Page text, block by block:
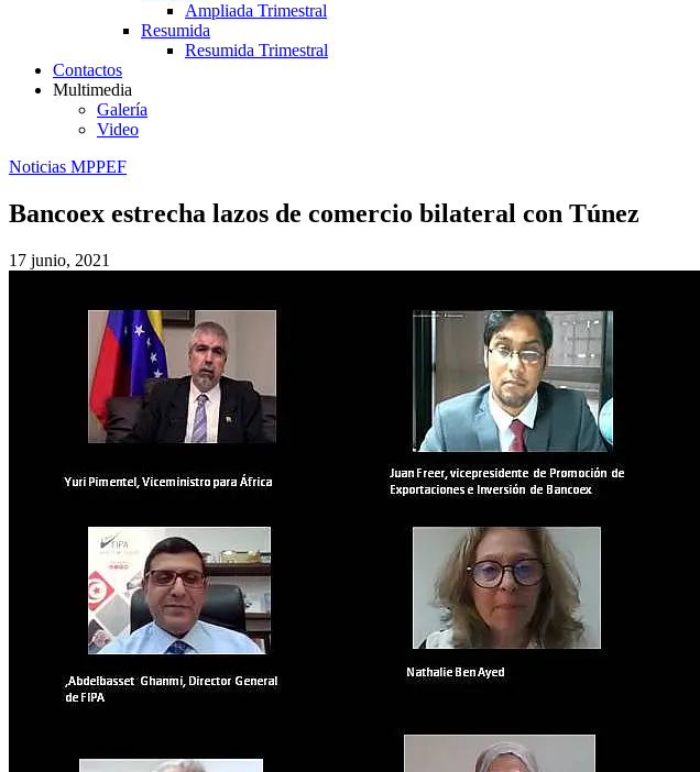
Ampliada Trimestral
Resumida
Resumida Trimestral
Contactos
Multimedia
Galería
Video
Noticias MPPEF
Bancoex estrecha lazos de comercio bilateral con Túnez
17 junio, 2021